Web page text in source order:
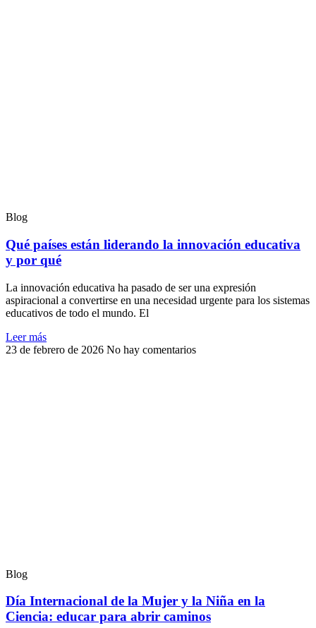
Blog
Qué países están liderando la innovación educativa
y por qué
La innovación educativa ha pasado de ser una expresión
aspiracional a convertirse en una necesidad urgente para los sistemas
educativos de todo el mundo. El
Leer más
23 de febrero de 2026 No hay comentarios
Blog
Día Internacional de la Mujer y la Niña en la
Ciencia: educar para abrir caminos